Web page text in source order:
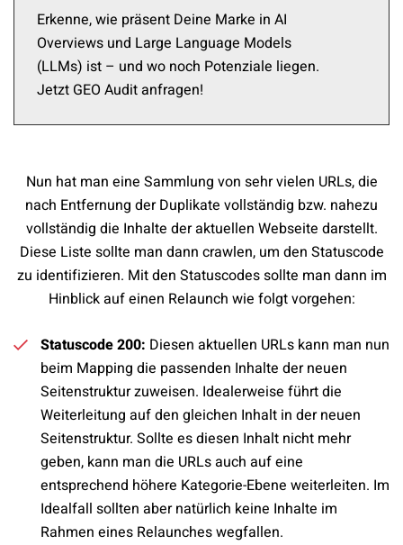
Erkenne, wie präsent Deine Marke in AI
Overviews und Large Language Models
(LLMs) ist – und wo noch Potenziale liegen.
Jetzt GEO Audit anfragen!
Nun hat man eine Sammlung von sehr vielen URLs, die
nach Entfernung der Duplikate vollständig bzw. nahezu
vollständig die Inhalte der aktuellen Webseite darstellt.
Diese Liste sollte man dann crawlen, um den Statuscode
zu identifizieren. Mit den Statuscodes sollte man dann im
Hinblick auf einen Relaunch wie folgt vorgehen:
Statuscode 200: Diesen aktuellen URLs kann man nun
beim Mapping die passenden Inhalte der neuen
Seitenstruktur zuweisen. Idealerweise führt die
Weiterleitung auf den gleichen Inhalt in der neuen
Seitenstruktur. Sollte es diesen Inhalt nicht mehr
geben, kann man die URLs auch auf eine
entsprechend höhere Kategorie-Ebene weiterleiten. Im
Idealfall sollten aber natürlich keine Inhalte im
Rahmen eines Relaunches wegfallen.